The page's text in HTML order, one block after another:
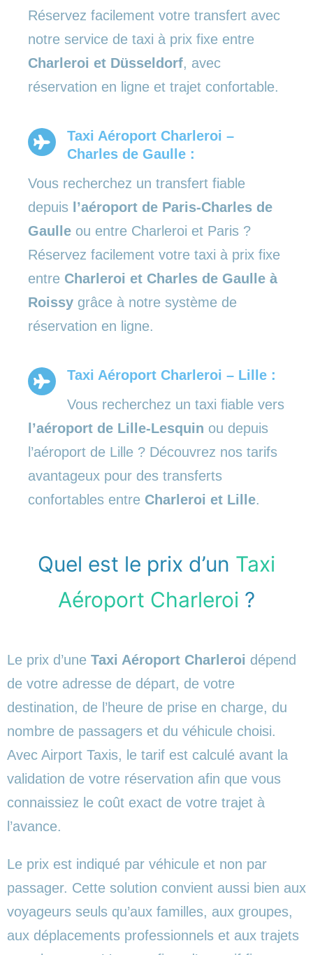
Réservez facilement votre transfert avec
notre service de taxi à prix fixe entre
Charleroi et Düsseldorf, avec
réservation en ligne et trajet confortable.
Taxi Aéroport Charleroi –
Charles de Gaulle :
Vous recherchez un transfert fiable
depuis l’aéroport de Paris-Charles de
Gaulle ou entre Charleroi et Paris ?
Réservez facilement votre taxi à prix fixe
entre Charleroi et Charles de Gaulle à
Roissy grâce à notre système de
réservation en ligne.
Taxi Aéroport Charleroi – Lille :
Vous recherchez un taxi fiable vers
l’aéroport de Lille-Lesquin ou depuis
l’aéroport de Lille ? Découvrez nos tarifs
avantageux pour des transferts
confortables entre Charleroi et Lille.
Quel est le prix d’un Taxi
Aéroport Charleroi ?
Le prix d’une Taxi Aéroport Charleroi dépend
de votre adresse de départ, de votre
destination, de l’heure de prise en charge, du
nombre de passagers et du véhicule choisi.
Avec Airport Taxis, le tarif est calculé avant la
validation de votre réservation afin que vous
connaissiez le coût exact de votre trajet à
l’avance.
Le prix est indiqué par véhicule et non par
passager. Cette solution convient aussi bien aux
voyageurs seuls qu’aux familles, aux groupes,
aux déplacements professionnels et aux trajets